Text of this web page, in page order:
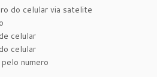
do celular via satelite
celular
celular
numero